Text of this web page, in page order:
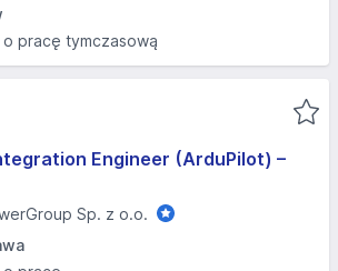
o pracę tymczasową
Engineer (ArduPilot) –
Sp. z o.o.